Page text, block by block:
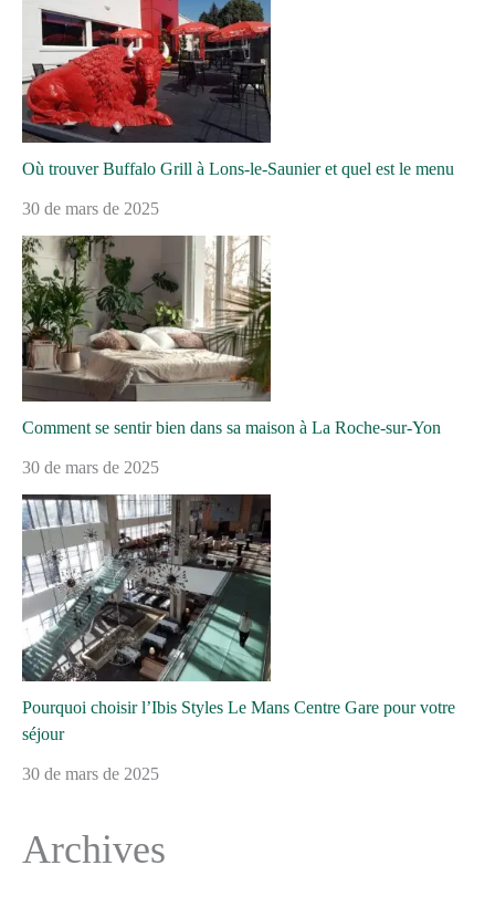
Où trouver Buffalo Grill à Lons-le-Saunier et quel est le menu
30 de mars de 2025
Comment se sentir bien dans sa maison à La Roche-sur-Yon
30 de mars de 2025
Pourquoi choisir l’Ibis Styles Le Mans Centre Gare pour votre
séjour
30 de mars de 2025
Archives